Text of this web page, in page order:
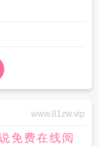
www.81zw.vip
免费在线阅